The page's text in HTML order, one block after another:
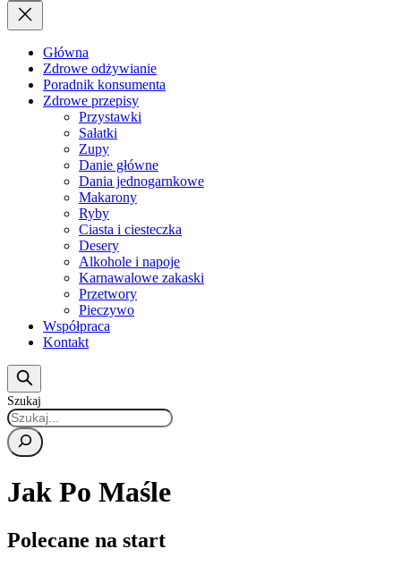
Główna
Zdrowe odżywianie
Poradnik konsumenta
Zdrowe przepisy
Przystawki
Sałatki
Zupy
Danie główne
Dania jednogarnkowe
Makarony
Ryby
Ciasta i ciesteczka
Desery
Alkohole i napoje
Karnawalowe zakaski
Przetwory
Pieczywo
Współpraca
Kontakt
Szukaj
Jak Po Maśle
Polecane na start